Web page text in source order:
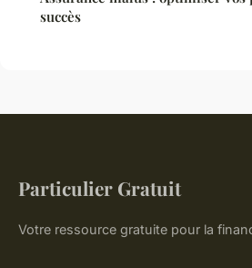
succès
Particulier Gratuit
Votre ressource gratuite pour la